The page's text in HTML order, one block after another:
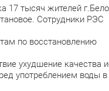
17 тысяч жителей
Сотрудники РЭС
по восстановлению
ухудшение качества
употреблением воды